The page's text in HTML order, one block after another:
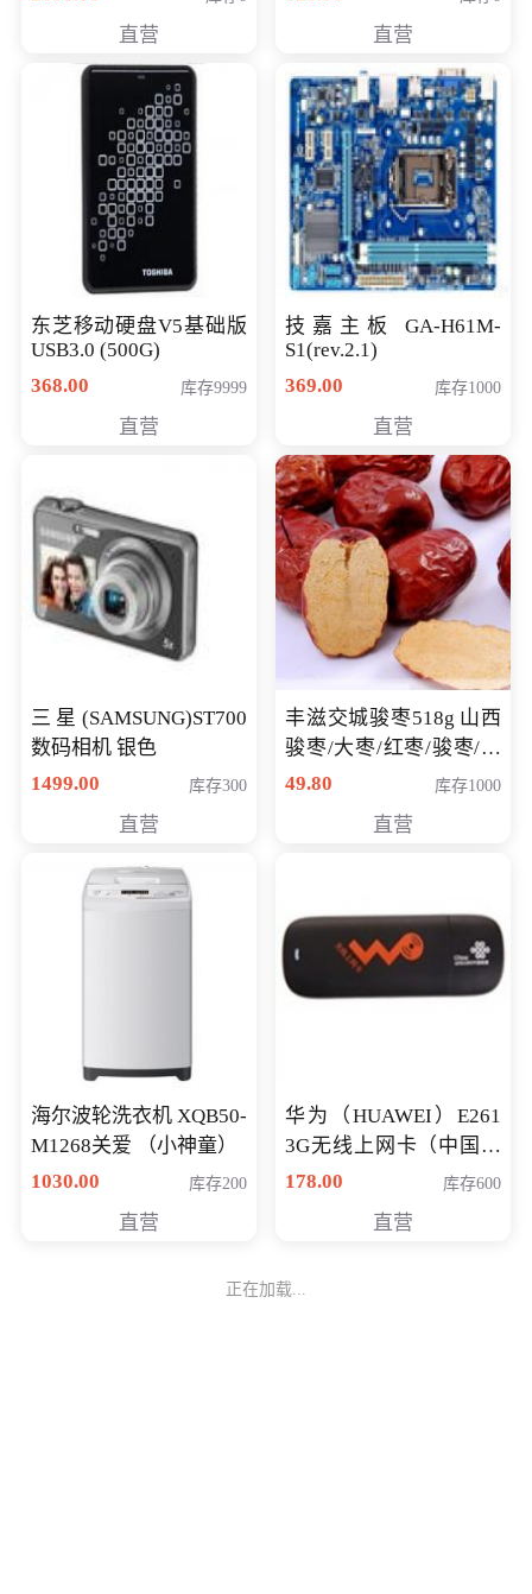
直营 直营
东芝移动硬盘V5基础版
USB3.0 (500G)
368.00
库存9999
直营
技嘉主板 GA-H61M-
S1(rev.2.1)
369.00
库存1000
直营
三星(SAMSUNG)ST700
数码相机 银色
1499.00
库存300
直营
丰滋交城骏枣518g 山西
骏枣/大枣/红枣/骏枣/热
销千件/
49.80 库存1000
直营
海尔波轮洗衣机 XQB50-
M1268关爱 （小神童）
1030.00
库存200
直营
华为（HUAWEI）E261
3G无线上网卡（中国联
通）
178.00 库存600
直营
正在加载...